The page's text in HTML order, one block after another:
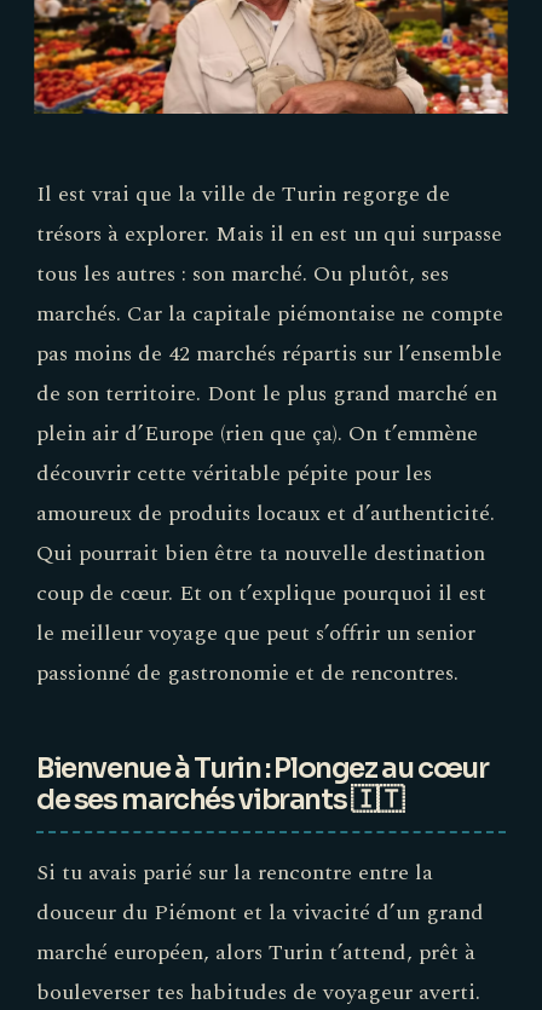
Il est vrai que la ville de Turin regorge de
trésors à explorer. Mais il en est un qui surpasse
tous les autres : son marché. Ou plutôt, ses
marchés. Car la capitale piémontaise ne compte
pas moins de 42 marchés répartis sur l’ensemble
de son territoire. Dont le plus grand marché en
plein air d’Europe (rien que ça). On t’emmène
découvrir cette véritable pépite pour les
amoureux de produits locaux et d’authenticité.
Qui pourrait bien être ta nouvelle destination
coup de cœur. Et on t’explique pourquoi il est
le meilleur voyage que peut s’offrir un senior
passionné de gastronomie et de rencontres.
Bienvenue à Turin : Plongez au cœur
de ses marchés vibrants 🇮🇹
Si tu avais parié sur la rencontre entre la
douceur du Piémont et la vivacité d’un grand
marché européen, alors Turin t’attend, prêt à
bouleverser tes habitudes de voyageur averti.